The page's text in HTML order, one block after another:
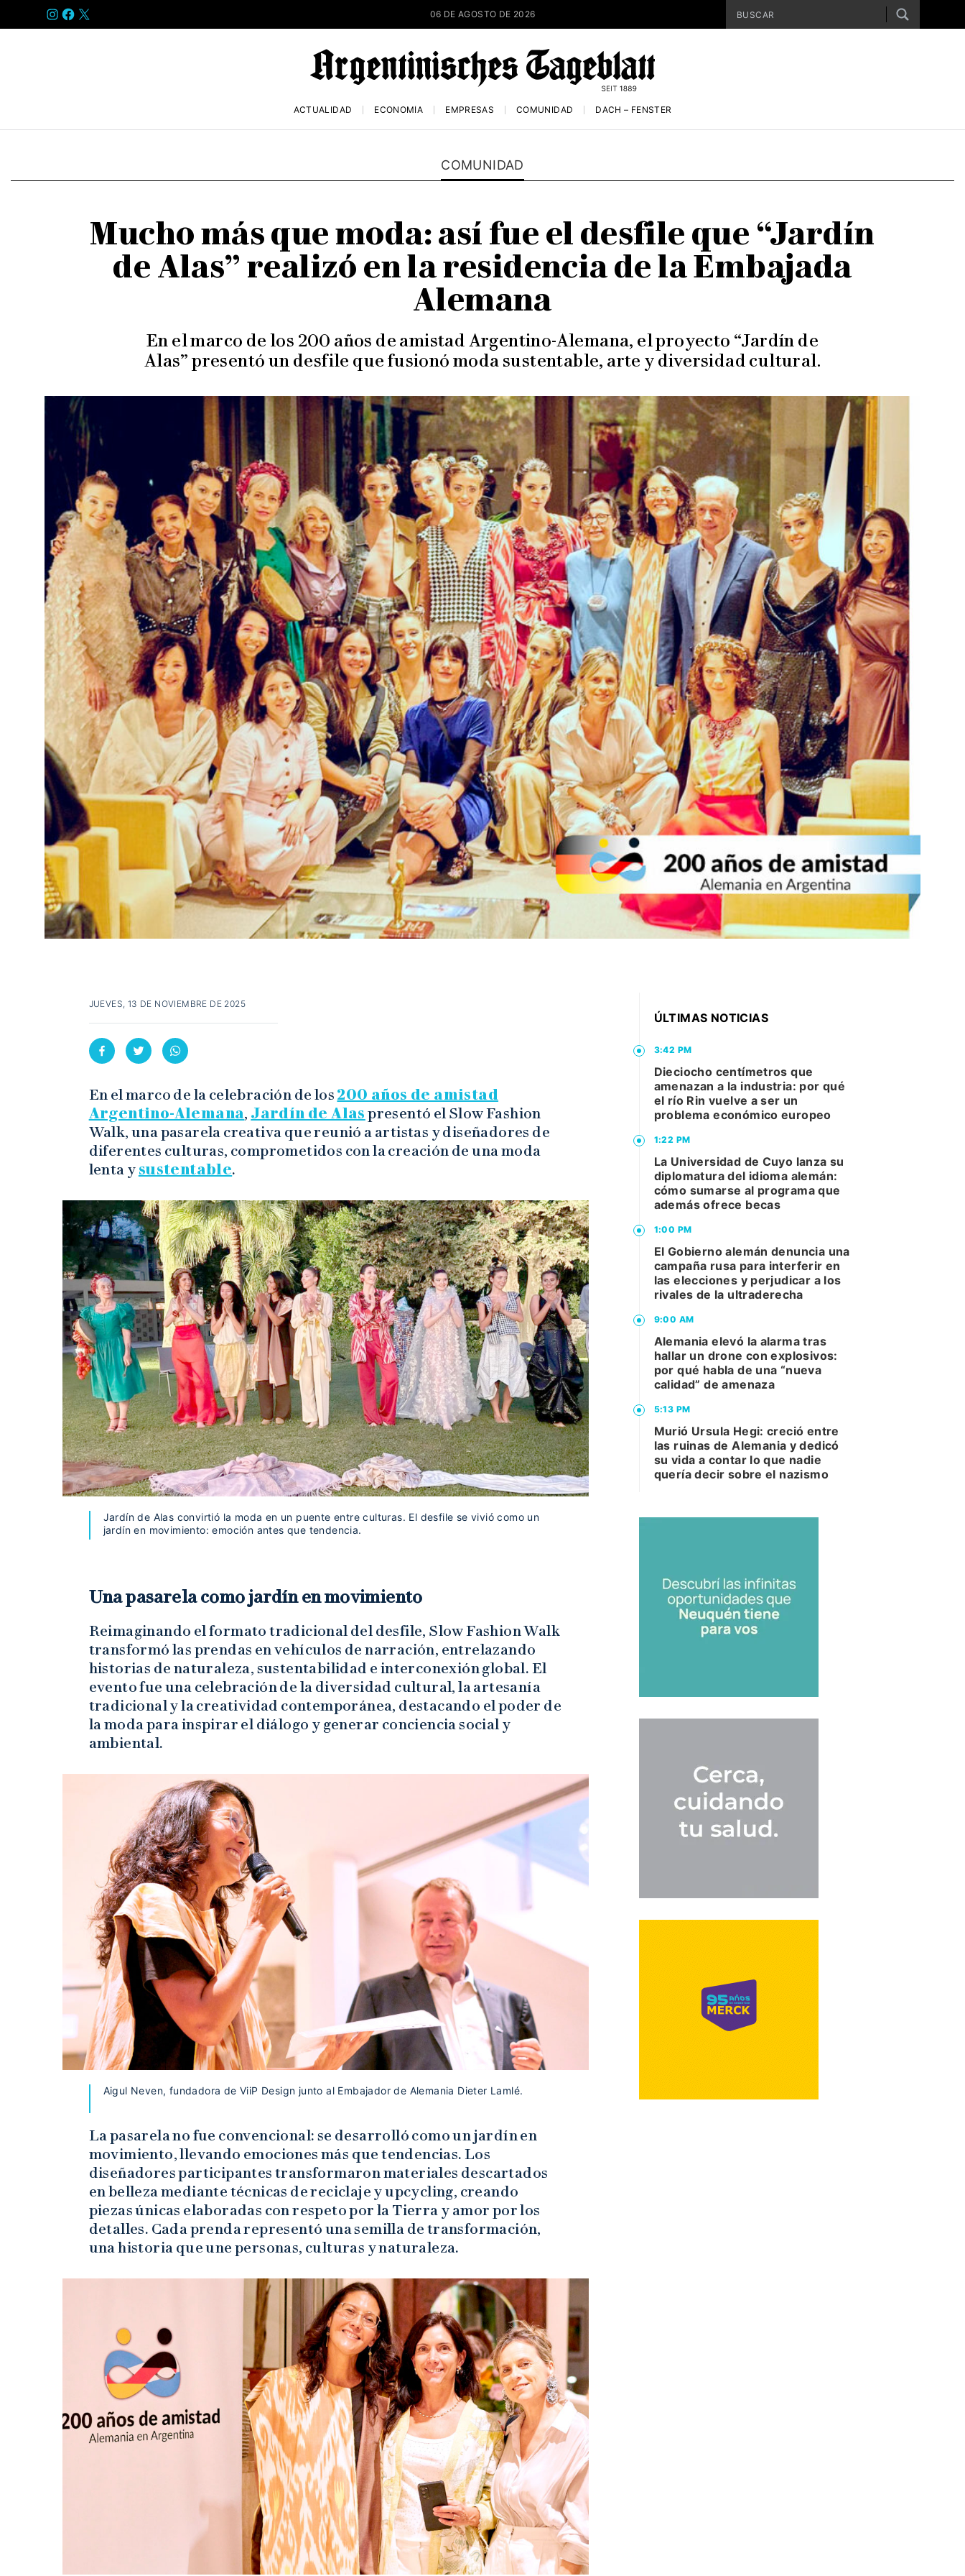
INSTAGRAM
FACEBOOK
X 06 DE AGOSTO DE 2026
ACTUALIDAD ECONOMÍA EMPRESAS COMUNIDAD DACH – FENSTER
COMUNIDAD
Mucho más que moda: así fue el desfile que “Jardín
de Alas” realizó en la residencia de la Embajada
Alemana
En el marco de los 200 años de amistad Argentino-Alemana, el proyecto “Jardín de
Alas” presentó un desfile que fusionó moda sustentable, arte y diversidad cultural.
JUEVES, 13 DE NOVIEMBRE DE 2025
En el marco de la celebración de los 200 años de amistad
Argentino-Alemana, Jardín de Alas presentó el Slow Fashion
Walk, una pasarela creativa que reunió a artistas y diseñadores de
diferentes culturas, comprometidos con la creación de una moda
lenta y sustentable.
Jardín de Alas convirtió la moda en un puente entre culturas. El desfile se vivió como un
jardín en movimiento: emoción antes que tendencia.
Una pasarela como jardín en movimiento
Reimaginando el formato tradicional del desfile, Slow Fashion Walk
transformó las prendas en vehículos de narración, entrelazando
historias de naturaleza, sustentabilidad e interconexión global. El
evento fue una celebración de la diversidad cultural, la artesanía
tradicional y la creatividad contemporánea, destacando el poder de
la moda para inspirar el diálogo y generar conciencia social y
ambiental.
Aigul Neven, fundadora de ViiP Design junto al Embajador de Alemania Dieter Lamlé.
La pasarela no fue convencional: se desarrolló como un jardín en
movimiento, llevando emociones más que tendencias. Los
diseñadores participantes transformaron materiales descartados
en belleza mediante técnicas de reciclaje y upcycling, creando
piezas únicas elaboradas con respeto por la Tierra y amor por los
detalles. Cada prenda representó una semilla de transformación,
una historia que une personas, culturas y naturaleza.
ÚLTIMAS NOTICIAS
3:42 PM
Dieciocho centímetros que
amenazan a la industria: por qué
el río Rin vuelve a ser un
problema económico europeo
1:22 PM
La Universidad de Cuyo lanza su
diplomatura del idioma alemán:
cómo sumarse al programa que
además ofrece becas
1:00 PM
El Gobierno alemán denuncia una
campaña rusa para interferir en
las elecciones y perjudicar a los
rivales de la ultraderecha
9:00 AM
Alemania elevó la alarma tras
hallar un drone con explosivos:
por qué habla de una “nueva
calidad” de amenaza
5:13 PM
Murió Ursula Hegi: creció entre
las ruinas de Alemania y dedicó
su vida a contar lo que nadie
quería decir sobre el nazismo